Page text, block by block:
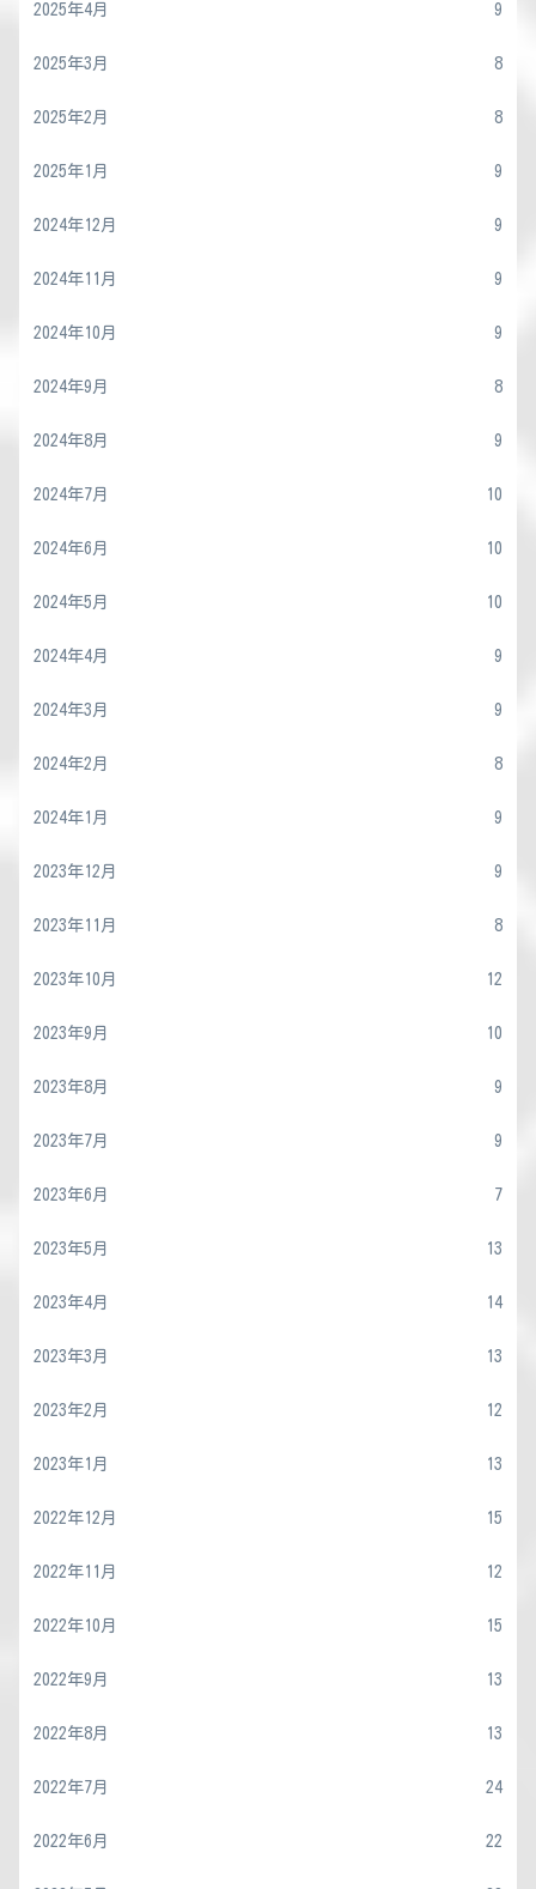
2025年4月 9
2025年3月 8
2025年2月 8
2025年1月 9
2024年12月 9
2024年11月 9
2024年10月 9
2024年9月 8
2024年8月 9
2024年7月 10
2024年6月 10
2024年5月 10
2024年4月 9
2024年3月 9
2024年2月 8
2024年1月 9
2023年12月 9
2023年11月 8
2023年10月 12
2023年9月 10
2023年8月 9
2023年7月 9
2023年6月 7
2023年5月 13
2023年4月 14
2023年3月 13
2023年2月 12
2023年1月 13
2022年12月 15
2022年11月 12
2022年10月 15
2022年9月 13
2022年8月 13
2022年7月 24
2022年6月 22